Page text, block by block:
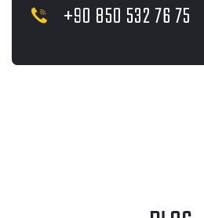
+90 850 532 76 75